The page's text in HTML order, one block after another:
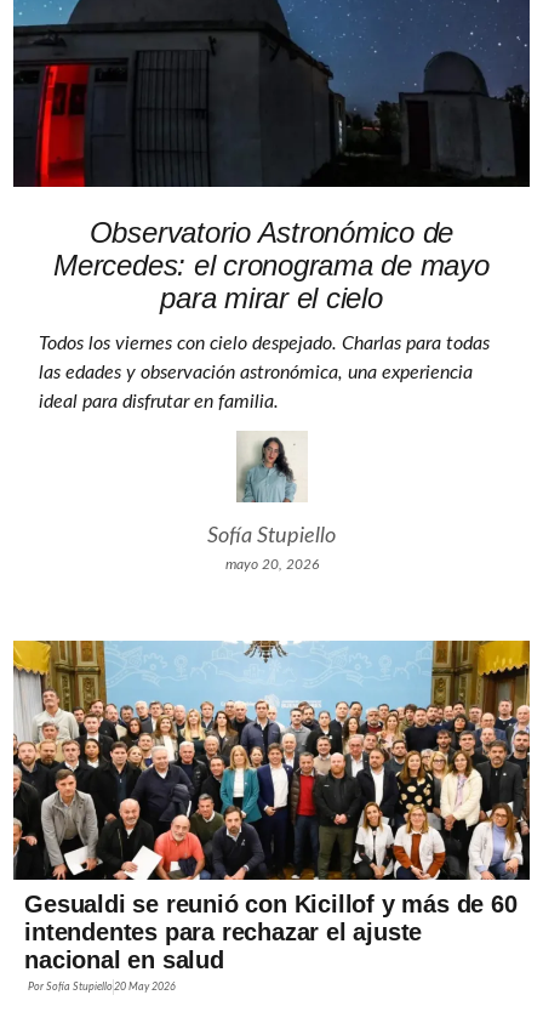
Observatorio Astronómico de
Mercedes: el cronograma de mayo
para mirar el cielo
Todos los viernes con cielo despejado. Charlas para todas
las edades y observación astronómica, una experiencia
ideal para disfrutar en familia.
Sofía Stupiello
mayo 20, 2026
Gesualdi se reunió con Kicillof y más de 60
intendentes para rechazar el ajuste
nacional en salud
PorSofía Stupiello 20 May 2026